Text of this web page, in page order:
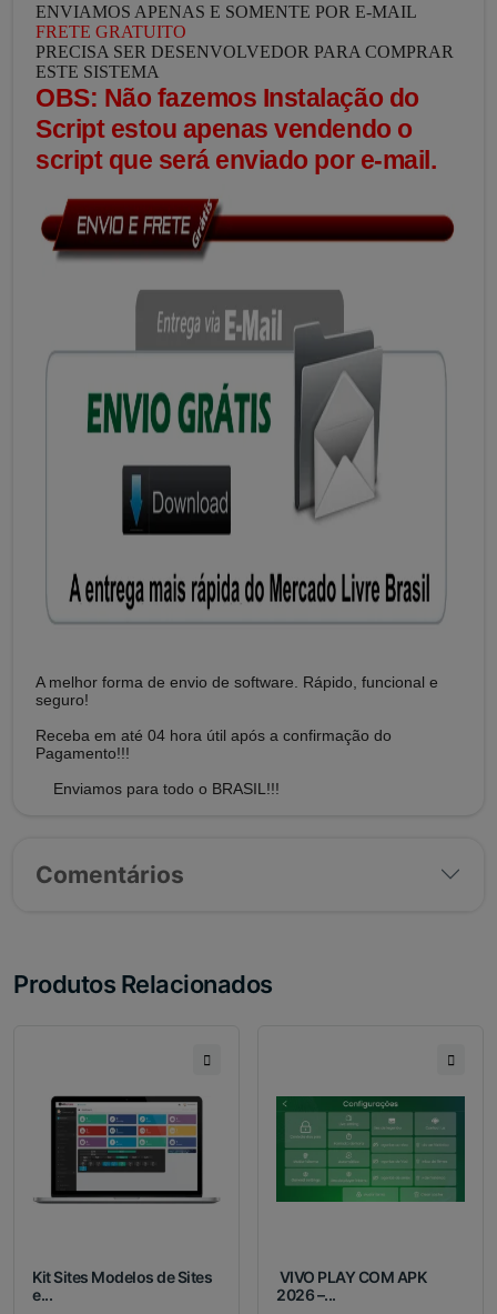
ENVIAMOS APENAS E SOMENTE POR E-MAIL
FRETE GRATUITO
PRECISA SER DESENVOLVEDOR PARA COMPRAR
ESTE SISTEMA
OBS: Não fazemos Instalação do
Script estou apenas vendendo o
script que será enviado por e-mail.
A melhor forma de envio de software. Rápido, funcional e
seguro!
Receba em até 04 hora útil após a confirmação do
Pagamento!!!
Enviamos para todo o BRASIL!!!
Comentários
Produtos Relacionados
Kit Sites Modelos de Sites
e...
VIVO PLAY COM APK
2026 –...